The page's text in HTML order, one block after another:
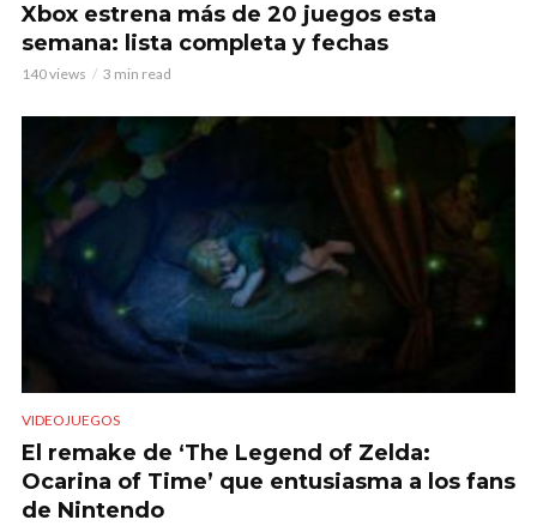
Xbox estrena más de 20 juegos esta
semana: lista completa y fechas
140 views 3 min read
VIDEOJUEGOS
El remake de ‘The Legend of Zelda:
Ocarina of Time’ que entusiasma a los fans
de Nintendo